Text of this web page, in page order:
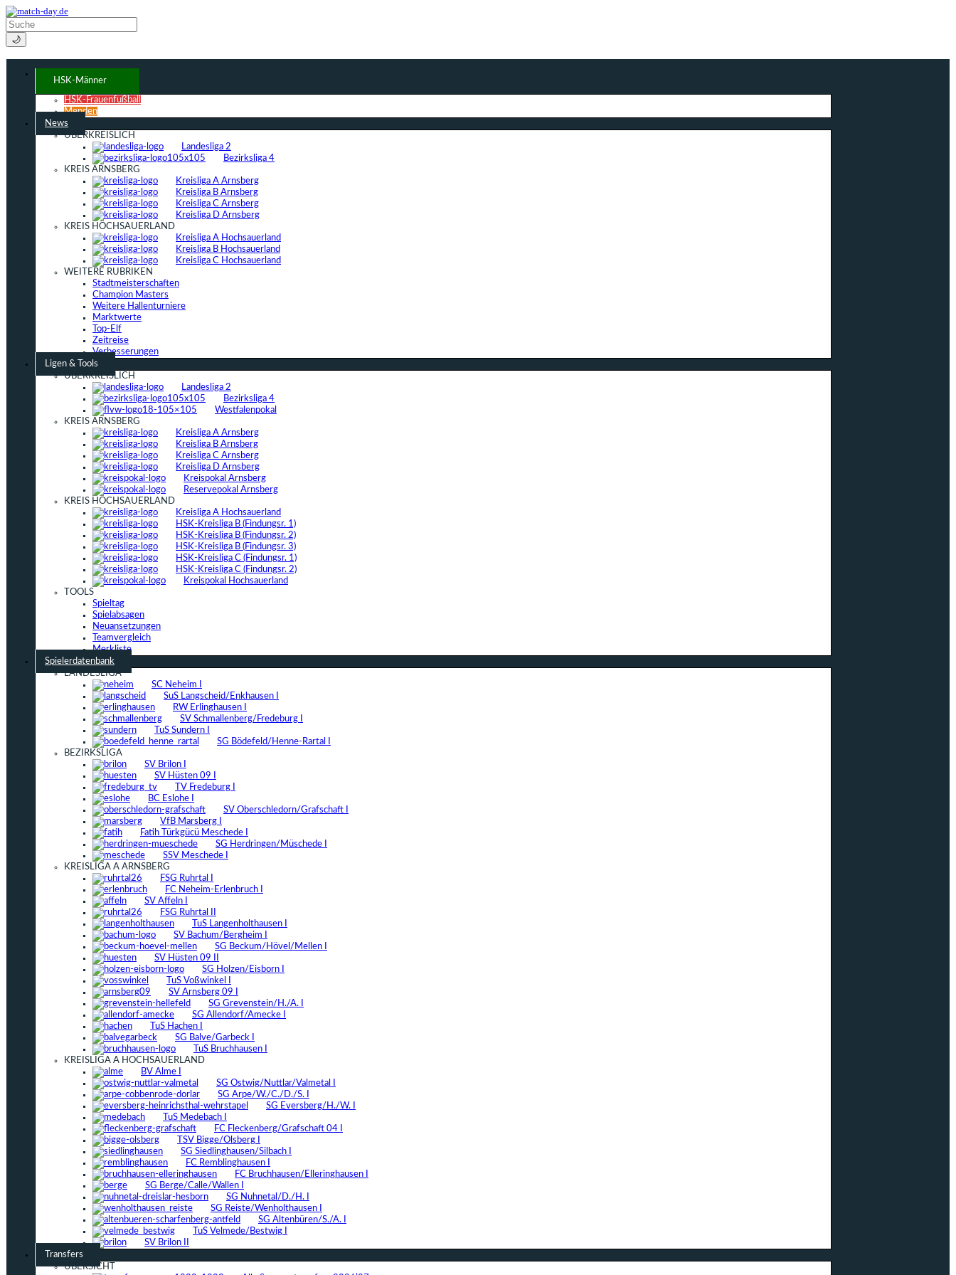
🌙
HSK-Männer
HSK-Frauenfußball
Menden
News
ÜBERKREISLICH
Landesliga 2
Bezirksliga 4
KREIS ARNSBERG
Kreisliga A Arnsberg
Kreisliga B Arnsberg
Kreisliga C Arnsberg
Kreisliga D Arnsberg
KREIS HOCHSAUERLAND
Kreisliga A Hochsauerland
Kreisliga B Hochsauerland
Kreisliga C Hochsauerland
WEITERE RUBRIKEN
Stadtmeisterschaften
Champion Masters
Weitere Hallenturniere
Marktwerte
Top-Elf
Zeitreise
Verbesserungen
Ligen & Tools
ÜBERKREISLICH
Landesliga 2
Bezirksliga 4
Westfalenpokal
KREIS ARNSBERG
Kreisliga A Arnsberg
Kreisliga B Arnsberg
Kreisliga C Arnsberg
Kreisliga D Arnsberg
Kreispokal Arnsberg
Reservepokal Arnsberg
KREIS HOCHSAUERLAND
Kreisliga A Hochsauerland
HSK-Kreisliga B (Findungsr. 1)
HSK-Kreisliga B (Findungsr. 2)
HSK-Kreisliga B (Findungsr. 3)
HSK-Kreisliga C (Findungsr. 1)
HSK-Kreisliga C (Findungsr. 2)
Kreispokal Hochsauerland
TOOLS
Spieltag
Spielabsagen
Neuansetzungen
Teamvergleich
Merkliste
Spielerdatenbank
LANDESLIGA
SC Neheim I
SuS Langscheid/Enkhausen I
RW Erlinghausen I
SV Schmallenberg/Fredeburg I
TuS Sundern I
SG Bödefeld/Henne-Rartal I
BEZIRKSLIGA
SV Brilon I
SV Hüsten 09 I
TV Fredeburg I
BC Eslohe I
SV Oberschledorn/Grafschaft I
VfB Marsberg I
Fatih Türkgücü Meschede I
SG Herdringen/Müschede I
SSV Meschede I
KREISLIGA A ARNSBERG
FSG Ruhrtal I
FC Neheim-Erlenbruch I
SV Affeln I
FSG Ruhrtal II
TuS Langenholthausen I
SV Bachum/Bergheim I
SG Beckum/Hövel/Mellen I
SV Hüsten 09 II
SG Holzen/Eisborn I
TuS Voßwinkel I
SV Arnsberg 09 I
SG Grevenstein/H./A. I
SG Allendorf/Amecke I
TuS Hachen I
SG Balve/Garbeck I
TuS Bruchhausen I
KREISLIGA A HOCHSAUERLAND
BV Alme I
SG Ostwig/Nuttlar/Valmetal I
SG Arpe/W./C./D./S. I
SG Eversberg/H./W. I
TuS Medebach I
FC Fleckenberg/Grafschaft 04 I
TSV Bigge/Olsberg I
SG Siedlinghausen/Silbach I
FC Remblinghausen I
FC Bruchhausen/Elleringhausen I
SG Berge/Calle/Wallen I
SG Nuhnetal/D./H. I
SG Reiste/Wenholthausen I
SG Altenbüren/S./A. I
TuS Velmede/Bestwig I
SV Brilon II
Transfers
ÜBERSICHT